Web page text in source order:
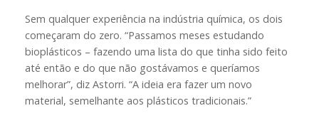
Sem qualquer experiência na indústria química, os dois
começaram do zero. “Passamos meses estudando
bioplásticos – fazendo uma lista do que tinha sido feito
até então e do que não gostávamos e queríamos
melhorar”, diz Astorri. “A ideia era fazer um novo
material, semelhante aos plásticos tradicionais.”